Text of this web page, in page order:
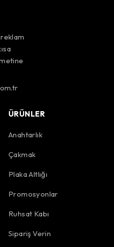
ÜRÜNLER
Anahtarlık
Çakmak
Plaka Altlığı
Promosyonlar
Ruhsat Kabı
Sipariş Verin